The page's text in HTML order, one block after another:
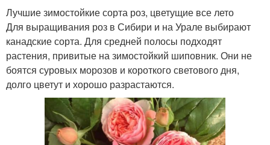
Лучшие зимостойкие сорта роз, цветущие все лето
Для выращивания роз в Сибири и на Урале выбирают
канадские сорта. Для средней полосы подходят
растения, привитые на зимостойкий шиповник. Они не
боятся суровых морозов и короткого светового дня,
долго цветут и хорошо разрастаются.